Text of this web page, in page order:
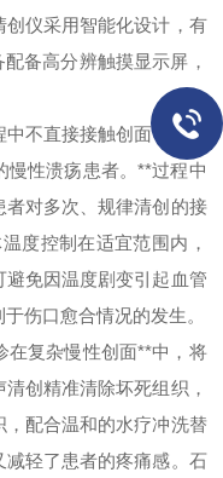
仪采用智能化设计，有
备高分辨触摸显示屏，
不直接接触创面，可实
慢性溃疡患者。**过程中
对多次、规律清创的接
度控制在适宜范围内，
免因温度剧变引起血管
伤口愈合情况的发生。
在复杂慢性创面**中，将
创精准清除坏死组织，
配合温和的水疗冲洗替
轻了患者的疼痛感。石